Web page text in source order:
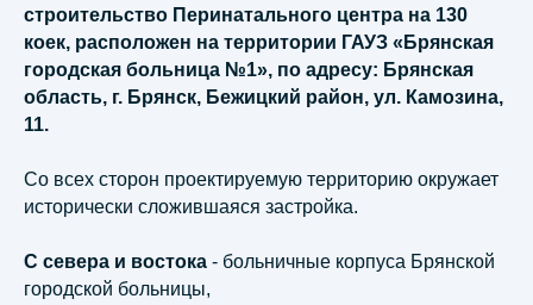
строительство Перинатального центра на 130
коек, расположен на территории ГАУЗ «Брянская
городская больница №1», по адресу: Брянская
область, г. Брянск, Бежицкий район, ул. Камозина,
11.
Со всех сторон проектируемую территорию окружает
исторически сложившаяся застройка.
C севера и востока - больничные корпуса Брянской
городской больницы,